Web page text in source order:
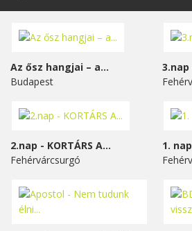
Az ősz hangjai – a...
Budapest
3.nap
2.nap - KORTÁRS A...
Fehérvárcsurgó
1.